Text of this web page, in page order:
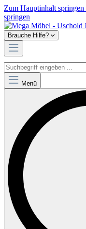
Zum Hauptinhalt springen
springen
Brauche Hilfe?
Menü